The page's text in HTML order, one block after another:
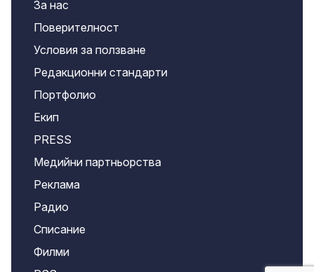
За нас
Поверителност
Условия за ползване
Редакционни стандарти
Портфолио
Екип
PRESS
Медийни партньорства
Реклама
Радио
Списание
Филми